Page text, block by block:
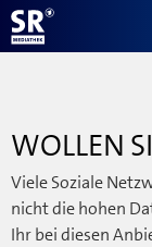
WOLLEN
Viele Soziale
nicht die hohen
Ihr bei diesen